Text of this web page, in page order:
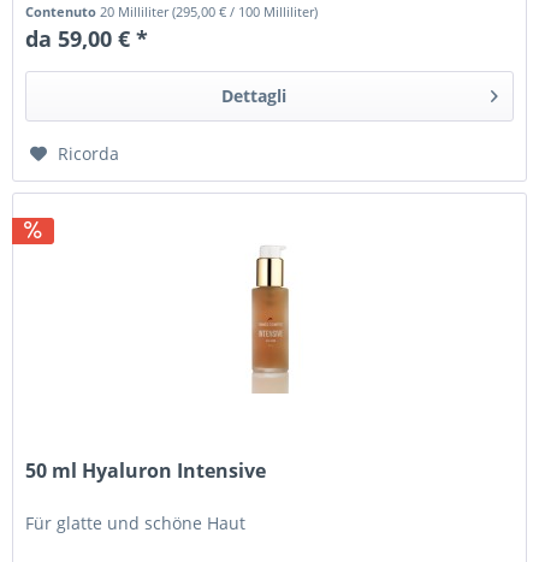
Contenuto 20 Milliliter(295,00 € / 100 Milliliter)
da 59,00 € *
Dettagli
Ricorda
50 ml Hyaluron Intensive
Für glatte und schöne Haut